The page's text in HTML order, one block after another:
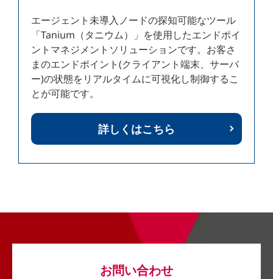
エージェント未導入ノードの探知可能なツール
「Tanium（タニウム）」を使用したエンドポイ
ントマネジメントソリューションです。お客さ
まのエンドポイント(クライアント端末、サーバ
ー)の状態をリアルタイムに可視化し制御するこ
とが可能です。
詳しくはこちら
お問い合わせ